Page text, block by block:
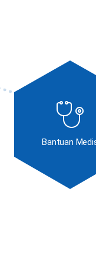
Bantuan